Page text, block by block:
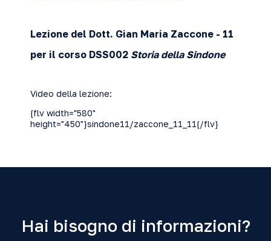
Lezione del Dott. Gian Maria Zaccone - 11
per il corso DSS002 Storia della Sindone
Video della lezione:
{flv width="580"
height="450"}sindone11/zaccone_11_11{/flv}
Hai bisogno di informazioni?